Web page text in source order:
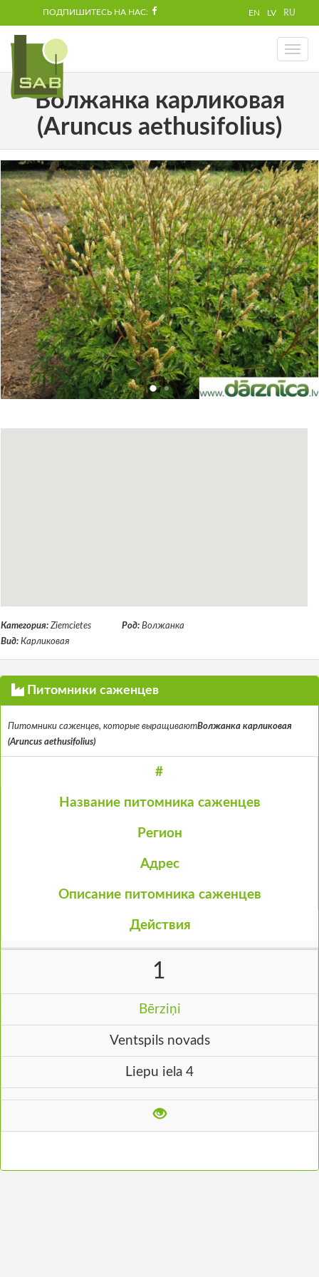
ПОДПИШИТЕСЬ НА НАС: EN LV RU
Toggle
Волжанка карликовая
(Aruncus aethusifolius)
Категория: Ziemcietes Род: Волжанка
Вид: Карликовая
Питомники саженцев
Питомники саженцев, которые выращиваютВолжанка карликовая
(Aruncus aethusifolius)
#
Название питомника саженцев
Регион
Адрес
Описание питомника саженцев
Действия
1
Bērziņi
Ventspils novads
Liepu iela 4